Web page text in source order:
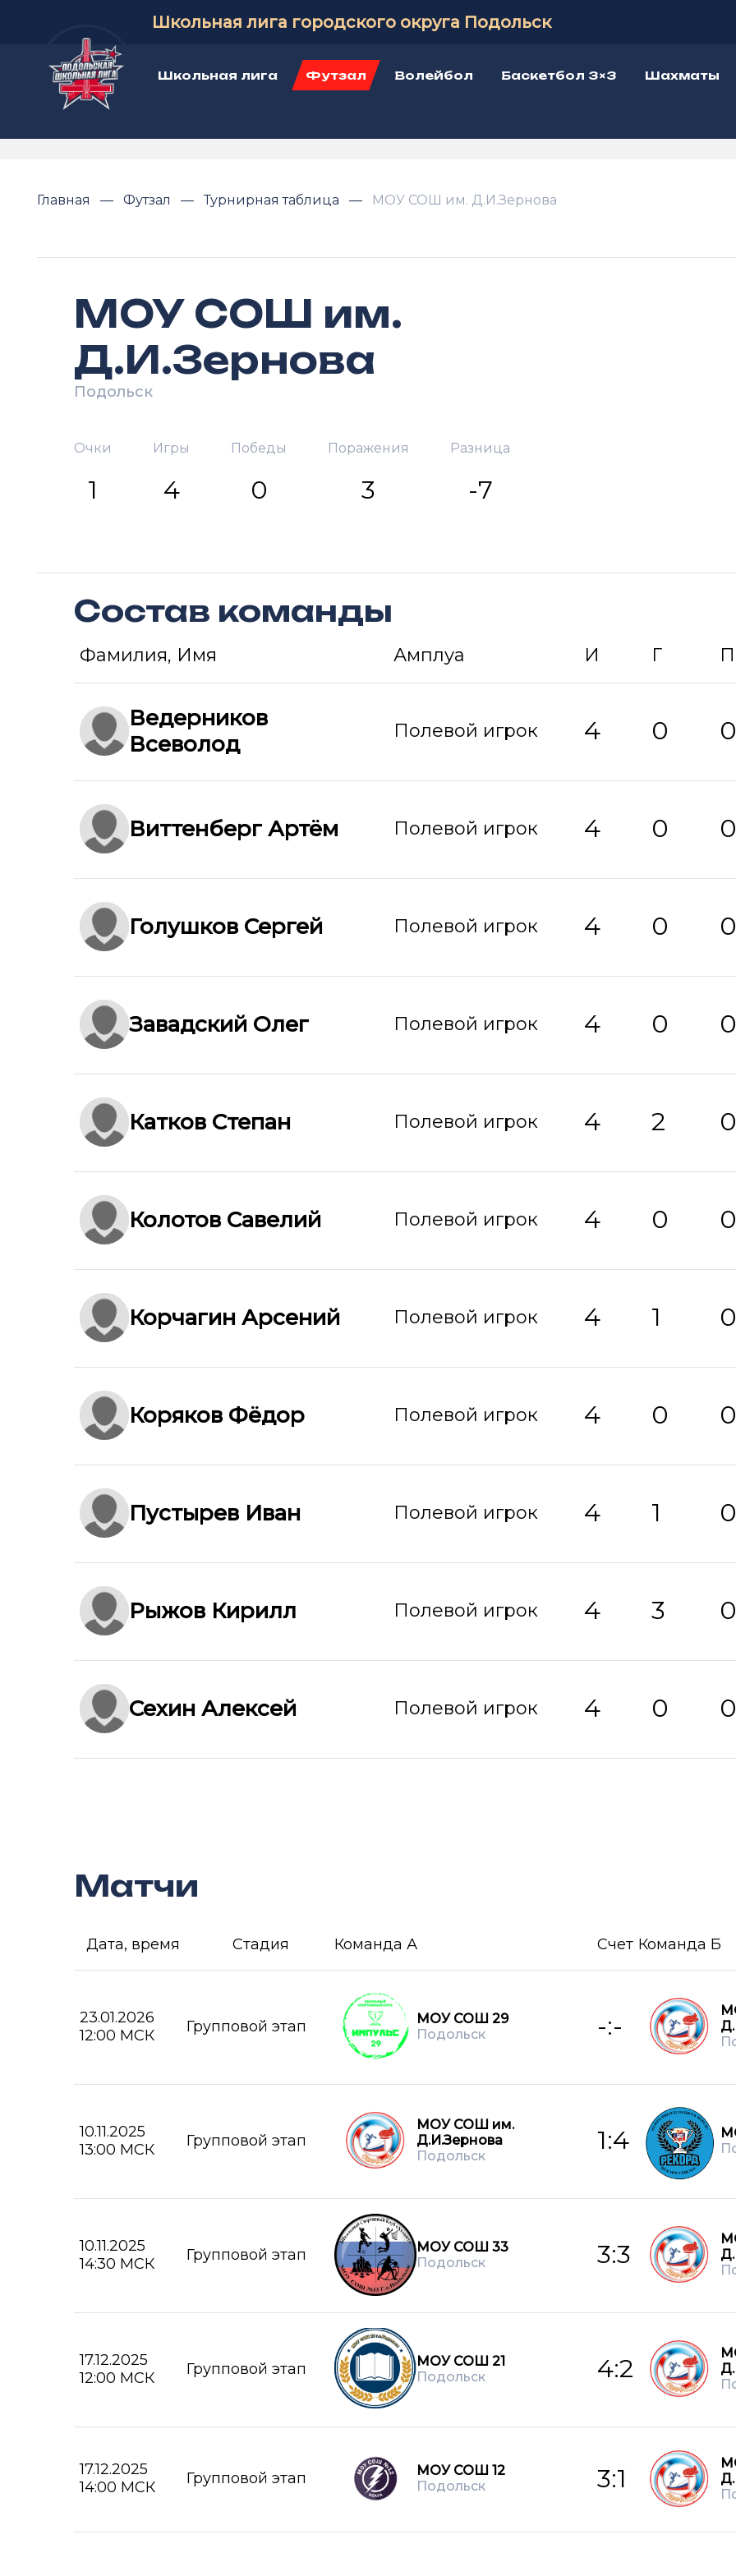
Школьная лига городского округа Подольск
Школьная лига Футзал Волейбол Баскетбол 3×3 Шахматы
Главная Футзал Турнирная таблица МОУ СОШ им. Д.И.Зернова
МОУ СОШ им.
Д.И.Зернова
Подольск
Очки
1
Игры
4
Победы
0
Поражения
3
Разница
-7
Состав команды
Фамилия, Имя Амплуа И Г П
Ведерников
Всеволод
Полевой игрок 4 0 0
Виттенберг Артём Полевой игрок 4 0 0
Голушков Сергей Полевой игрок 4 0 0
Завадский Олег Полевой игрок 4 0 0
Катков Степан Полевой игрок 4 2 0
Колотов Савелий Полевой игрок 4 0 0
Корчагин Арсений Полевой игрок 4 1 0
Коряков Фёдор Полевой игрок 4 0 0
Пустырев Иван Полевой игрок 4 1 0
Рыжов Кирилл Полевой игрок 4 3 0
Сехин Алексей Полевой игрок 4 0 0
Матчи
Дата, время Стадия Команда А Счет Команда Б
23.01.2026
12:00 МСК
Групповой этап
МОУ СОШ 29
Подольск
-:-
10.11.2025
13:00 МСК
Групповой этап
МОУ СОШ им.
Д.И.Зернова
Подольск
1:4
10.11.2025
14:30 МСК
Групповой этап
МОУ СОШ 33
Подольск
3:3
17.12.2025
12:00 МСК
Групповой этап
МОУ СОШ 21
Подольск
4:2
17.12.2025
14:00 МСК
Групповой этап
МОУ СОШ 12
Подольск
3:1